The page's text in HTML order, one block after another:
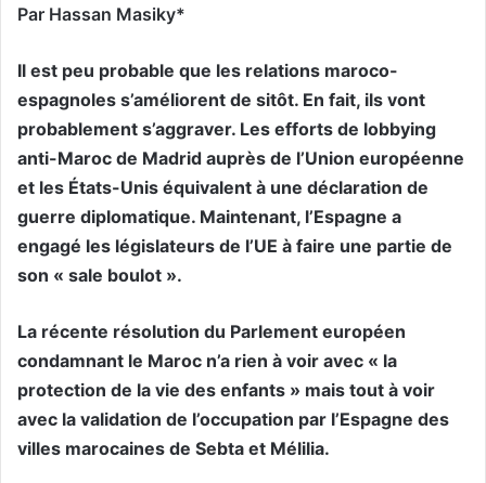
Par Hassan Masiky*
Il est peu probable que les relations maroco-
espagnoles s’améliorent de sitôt. En fait, ils vont
probablement s’aggraver. Les efforts de lobbying
anti-Maroc de Madrid auprès de l’Union européenne
et les États-Unis équivalent à une déclaration de
guerre diplomatique. Maintenant, l’Espagne a
engagé les législateurs de l’UE à faire une partie de
son « sale boulot ».
La récente résolution du Parlement européen
condamnant le Maroc n’a rien à voir avec « la
protection de la vie des enfants » mais tout à voir
avec la validation de l’occupation par l’Espagne des
villes marocaines de Sebta et Mélilia.